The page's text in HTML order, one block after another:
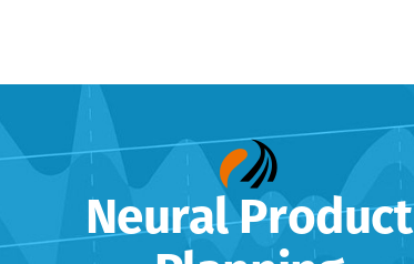
Neural Product